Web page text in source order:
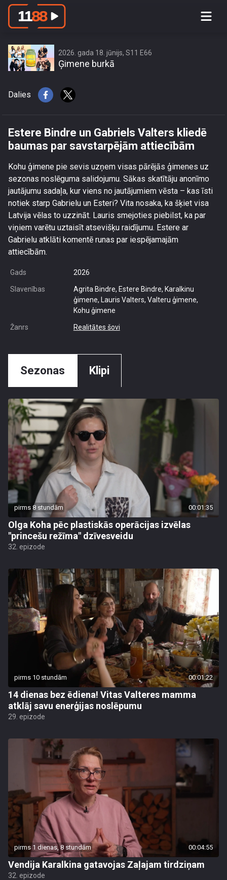
Estere Bindre un Gabriels Valters
2026. gada 18. jūnijs, S11 E66
Ģimene burkā
Dalies
Estere Bindre un Gabriels Valters kliedē
baumas par savstarpējām attiecībām
Kohu ģimene pie sevis uzņem visas pārējās ģimenes uz
sezonas noslēguma salidojumu. Sākas skatītāju anonīmo
jautājumu sadaļa, kur viens no jautājumiem vēsta – kas īsti
notiek starp Gabrielu un Esteri? Vita nosaka, ka šķiet visa
Latvija vēlas to uzzināt. Lauris smejoties piebilst, ka par
viņiem varētu uztaisīt atsevišķu raidījumu. Estere ar
Gabrielu atklāti komentē runas par iespējamajām
attiecībām.
Gads 2026
Slavenības
Agrita Bindre, Estere Bindre, Karalkinu
ģimene, Lauris Valters, Valteru ģimene,
Kohu ģimene
Žanrs Realitātes šovi
Sezonas Klipi
pirms 8 stundām 00:01:35
Olga Koha pēc plastiskās operācijas izvēlas
"princešu režīma" dzīvesveidu
32. epizode
pirms 10 stundām 00:01:22
14 dienas bez ēdiena! Vitas Valteres mamma
atklāj savu enerģijas noslēpumu
29. epizode
pirms 1 dienas, 8 stundām 00:04:55
Vendija Karalkina gatavojas Zaļajam tirdziņam
32. epizode